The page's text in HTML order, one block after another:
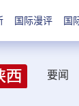
国际漫评 国
要闻